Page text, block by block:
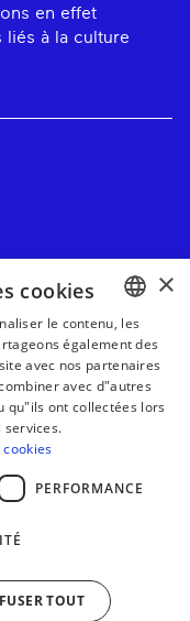
en effet
à la culture
BASQUE
FRENCH
×
cookies
le contenu, les
également des
avec nos partenaires
avec d"autres
qu"ils ont collectées lors
PERFORMANCE
TOUT